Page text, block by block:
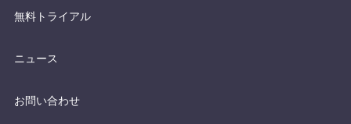
無料トライアル
ニュース
お問い合わせ